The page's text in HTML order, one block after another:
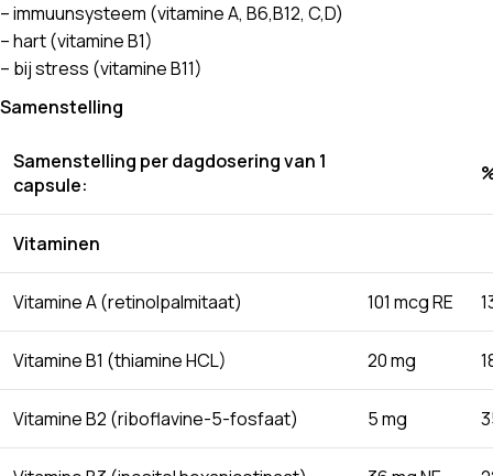
– immuunsysteem (vitamine A, B6,B12, C,D)
– hart (vitamine B1)
– bij stress (vitamine B11)
Samenstelling
Samenstelling per dagdosering van 1
capsule:
Vitaminen
Vitamine A (retinolpalmitaat) 101 mcg RE
Vitamine B1 (thiamine HCL) 20 mg
Vitamine B2 (riboflavine-5-fosfaat) 5 mg